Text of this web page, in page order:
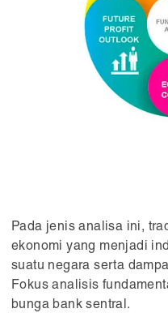
Pada jenis analisa ini,
ekonomi yang menjadi
suatu negara serta
Fokus analisis
bunga bank sentral.